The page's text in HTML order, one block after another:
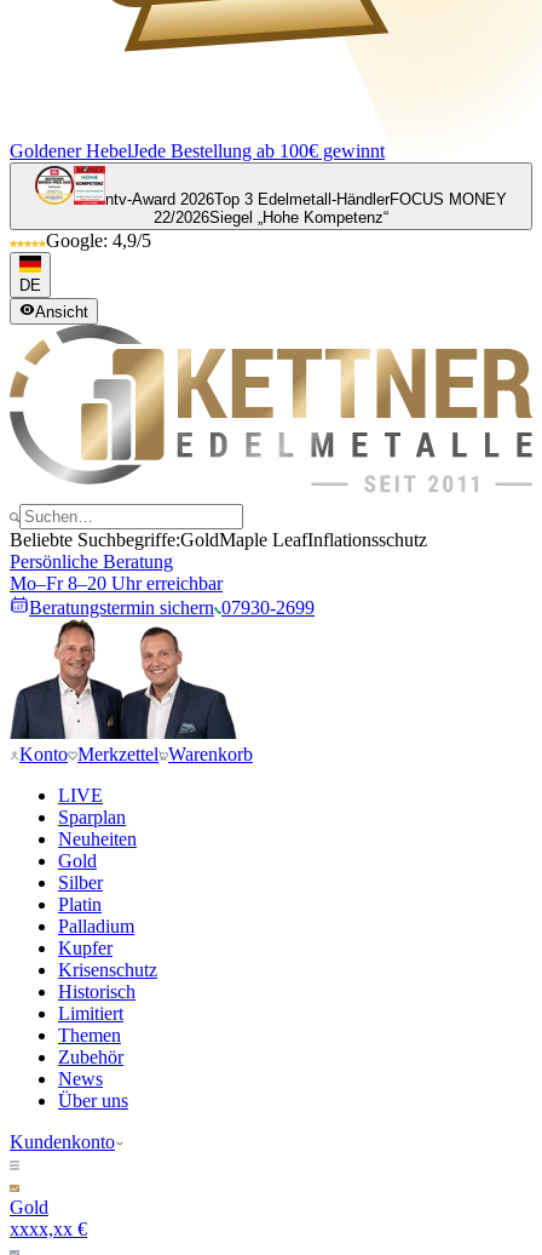
Goldener HebelJede Bestellung ab 100€ gewinnt
ntv-Award 2026Top 3 Edelmetall-HändlerFOCUS MONEY
22/2026Siegel „Hohe Kompetenz“
Google: 4,9/5
DE
Ansicht
Beliebte Suchbegriffe:GoldMaple LeafInflationsschutz
Persönliche Beratung
Mo–Fr 8–20 Uhr erreichbar
Beratungstermin sichern 07930-2699
Konto Merkzettel Warenkorb
LIVE
Sparplan
Neuheiten
Gold
Silber
Platin
Palladium
Kupfer
Krisenschutz
Historisch
Limitiert
Themen
Zubehör
News
Über uns
Kundenkonto
Gold
xxxx,xx €